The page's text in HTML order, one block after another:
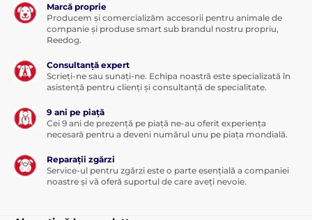
Marcă proprie
Producem și comercializăm accesorii pentru animale de
companie și produse smart sub brandul nostru propriu,
Reedog.
Consultanță expert
Scrieți-ne sau sunați-ne. Echipa noastră este specializată în
asistență pentru clienți și consultanță de specialitate.
9 ani pe piață
Cei 9 ani de prezență pe piață ne-au oferit experiența
necesară pentru a deveni numărul unu pe piața mondială.
Reparații zgărzi
Service-ul pentru zgărzi este o parte esențială a companiei
noastre și vă oferă suportul de care aveți nevoie.